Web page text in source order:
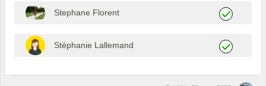
Stephane Florent
Stéphanie Lallemand